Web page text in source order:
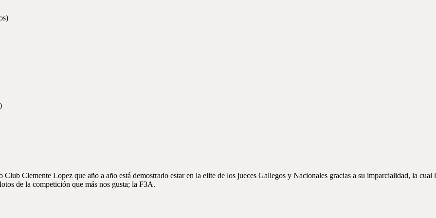
Clemente Lopez que año a año está demostrado estar en la elite de los jueces Gallegos y Nacionales gracias a su imparcialidad, la
de la competición que más nos gusta; la F3A.